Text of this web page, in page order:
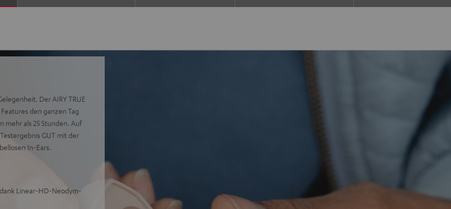
Der AIRY TRUE
den ganzen Tag
mehr als 25 Stunden. Auf
GUT mit der
In-Ears.
Linear-HD-Neodym-